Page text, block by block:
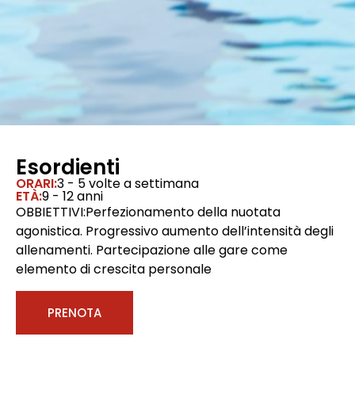
Esordienti
ORARI:3 - 5 volte a settimana
ETÀ:9 - 12 anni
OBBIETTIVI:Perfezionamento della nuotata
agonistica. Progressivo aumento dell’intensità degli
allenamenti. Partecipazione alle gare come
elemento di crescita personale
PRENOTA